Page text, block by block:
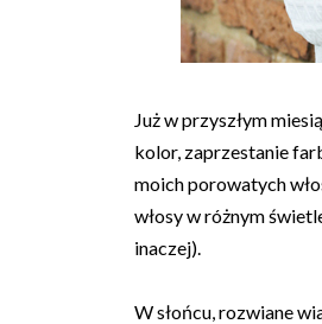
Już w przyszłym
kolor, zaprzestanie
moich porowatych
włosy w różnym
inaczej).
W słońcu, rozwiane